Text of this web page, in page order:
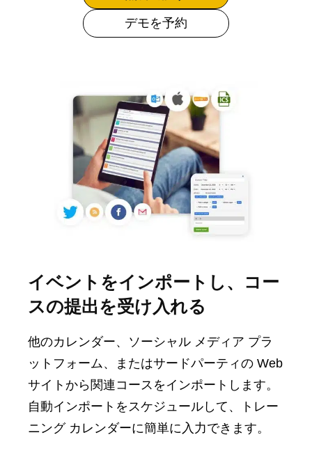
デモを予約
イベントをインポートし、コー
スの提出を受け入れる
他のカレンダー、ソーシャル メディア プラ
ットフォーム、またはサードパーティの Web
サイトから関連コースをインポートします。
自動インポートをスケジュールして、トレー
ニング カレンダーに簡単に入力できます。